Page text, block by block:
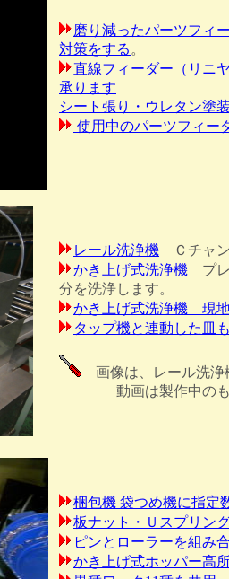
磨り減ったパーツフィ
対策をする 。
直線フィーダー（リニ
承ります
シート張り・ウレタン塗
使用中のパーツフィー
レール洗浄機 Ｃチャン
かき上げ式洗浄機 プレ
分を洗浄します。
かき上げ式洗浄機 現
タップ機と連動した皿
画像は、レール洗浄
動画は製作中のもの
梱包機 袋つめ機に指定
板ナット・Ｕスプリン
ピンとローラーを組み
かき上げ式ホッパー高